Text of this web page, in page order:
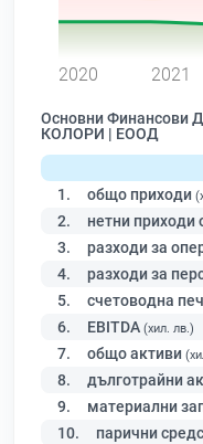
2020 2021
Основни Финансови
КОЛОРИ | ЕООД
1. общо приходи
2. нетни приходи
3. разходи за
4. разходи за
5. счетоводна
6. EBITDA (хил. лв.)
7. общо активи
8. дълготрайни
9. материални
10. парични